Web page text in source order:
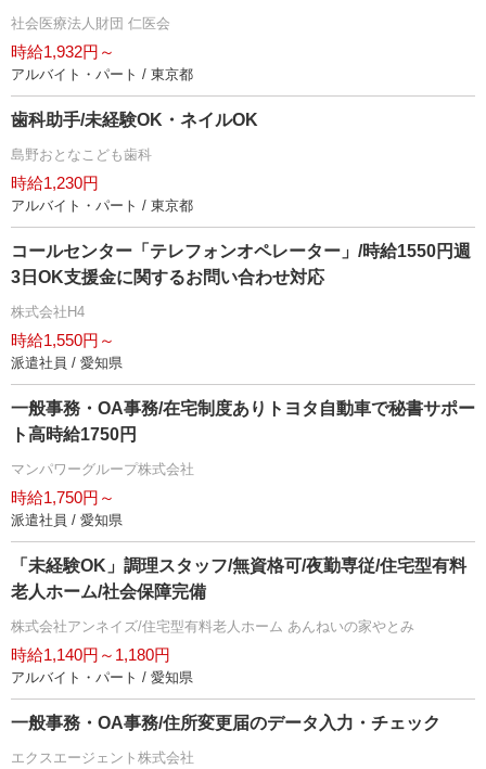
社会医療法人財団 仁医会
時給1,932円～
アルバイト・パート / 東京都
歯科助手/未経験OK・ネイルOK
島野おとなこども歯科
時給1,230円
アルバイト・パート / 東京都
コールセンター「テレフォンオペレーター」/時給1550円週
3日OK支援金に関するお問い合わせ対応
株式会社H4
時給1,550円～
派遣社員 / 愛知県
一般事務・OA事務/在宅制度ありトヨタ自動車で秘書サポー
ト高時給1750円
マンパワーグループ株式会社
時給1,750円～
派遣社員 / 愛知県
「未経験OK」調理スタッフ/無資格可/夜勤専従/住宅型有料
老人ホーム/社会保障完備
株式会社アンネイズ/住宅型有料老人ホーム あんねいの家やとみ
時給1,140円～1,180円
アルバイト・パート / 愛知県
一般事務・OA事務/住所変更届のデータ入力・チェック
エクスエージェント株式会社